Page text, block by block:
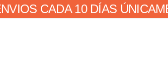
CADA 10 DÍAS